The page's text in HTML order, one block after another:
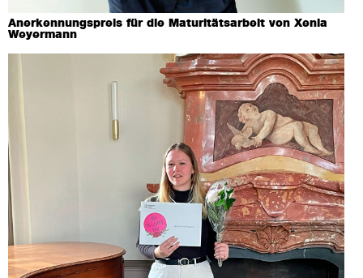
Anerkennungs­preis für die Maturitäts­arbeit von Xenia
Weyermann